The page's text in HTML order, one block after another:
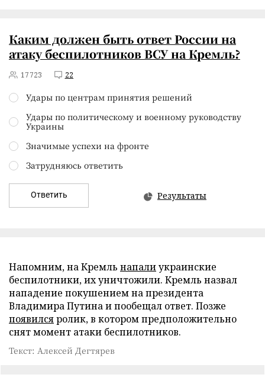
Каким должен быть ответ России на
атаку беспилотников ВСУ на Кремль?
17723 22
Удары по центрам принятия решений
Удары по политическому и военному руководству
Украины
Значимые успехи на фронте
Затрудняюсь ответить
Ответить Результаты
Напомним, на Кремль напалиукраинские
беспилотники, их уничтожили. Кремль назвал
нападение покушением на президента
Владимира Путина и пообещал ответ. Позже
появилсяролик, в котором предположительно
снят момент атаки беспилотников.
Текст: Алексей Дегтярев